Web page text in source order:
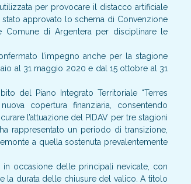
per provocare il distacco artificiale
approvato lo schema di Convenzione
Comune di Argentera per disciplinare le
l’impegno anche per la stagione
al 31 maggio 2020 e dal 15 ottobre al 31
del Piano Integrato Territoriale “Terres
copertura finanziaria, consentendo
l’attuazione del PIDAV per tre stagioni
rappresentato un periodo di transizione,
a quella sostenuta prevalentemente
occasione delle principali nevicate, con
la durata delle chiusure del valico. A titolo